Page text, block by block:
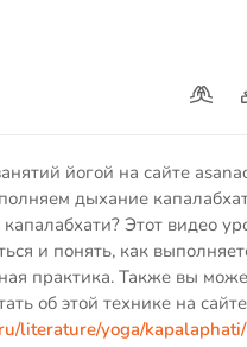
йогой на сайте
дыхание
Этот видео
и понять, как
практика. Также вы
об этой технике на сайте
literature/yoga/kapalaphati/